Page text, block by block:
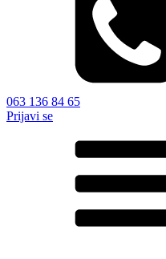
063 136 84 65
Prijavi se